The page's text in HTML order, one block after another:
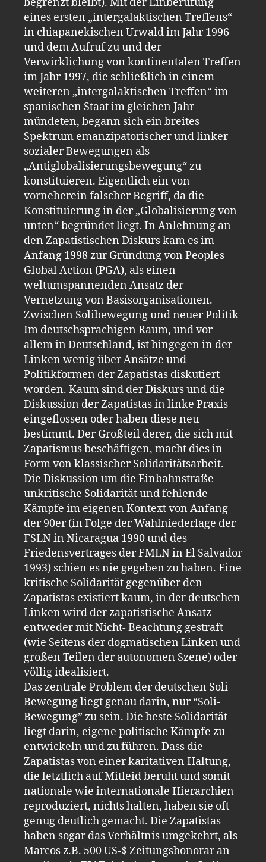
eines ersten „intergalaktischen Treffens“
in chiapanekischen Urwald im Jahr 1996
und dem Aufruf zu und der
Verwirklichung von kontinentalen Treffen
im Jahr 1997, die schließlich in einem
weiteren „intergalaktischen Treffen“ im
spanischen Staat im gleichen Jahr
mündeten, begann sich ein breites
Spektrum emanzipatorischer und linker
sozialer Bewegungen als
„Antiglobalisierungsbewegung“ zu
konstituieren. Eigentlich ein von
vorneherein falscher Begriff, da die
Konstituierung in der „Globalisierung von
unten“ begründet liegt. In Anlehnung an
den Zapatistischen Diskurs kam es im
Anfang 1998 zur Gründung von Peoples
Global Action (PGA), als einen
weltumspannenden Ansatz der
Vernetzung von Basisorganisationen.
Zwischen Solibewegung und neuer Politik
Im deutschsprachigen Raum, und vor
allem in Deutschland, ist hingegen in der
Linken wenig über Ansätze und
Politikformen der Zapatistas diskutiert
worden. Kaum sind der Diskurs und die
Diskussion der Zapatistas in linke Praxis
eingeflossen oder haben diese neu
bestimmt. Der Großteil derer, die sich mit
Zapatismus beschäftigen, macht dies in
Form von klassischer Solidaritätsarbeit.
Die Diskussion um die Einbahnstraße
unkritische Solidarität und fehlende
Kämpfe im eigenen Kontext von Anfang
der 90er (in Folge der Wahlniederlage der
FSLN in Nicaragua 1990 und des
Friedensvertrages der FMLN in El Salvador
1993) schien es nie gegeben zu haben. Eine
kritische Solidarität gegenüber den
Zapatistas existiert kaum, in der deutschen
Linken wird der zapatistische Ansatz
entweder mit Nicht- Beachtung gestraft
(wie Seitens der dogmatischen Linken und
großen Teilen der autonomen Szene) oder
völlig idealisiert.
Das zentrale Problem der deutschen Soli-
Bewegung liegt genau darin, nur “Soli-
Bewegung” zu sein. Die beste Solidarität
liegt darin, eigene politische Kämpfe zu
entwickeln und zu führen. Dass die
Zapatistas von einer karitativen Haltung,
die letztlich auf Mitleid beruht und somit
nationale wie internationale Hierarchien
reproduziert, nichts halten, haben sie oft
genug deutlich gemacht. Die Zapatistas
haben sogar das Verhältnis umgekehrt, als
Marcos z.B. 500 US-$ Zeitungshonorar an